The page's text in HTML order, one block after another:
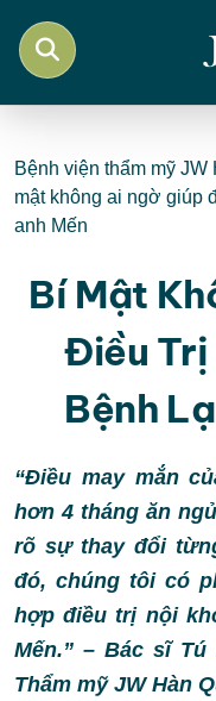
Bệnh viện thẩm mỹ JW
mật không ai ngờ giúp
anh Mến
Bí Mật
Điều Trị
Bệnh
“Điều may mắn
hơn 4 tháng ăn
rõ sự thay đổi
đó, chúng tôi có
hợp điều trị nội
Mến.” – Bác sĩ
Thẩm mỹ JW Hàn